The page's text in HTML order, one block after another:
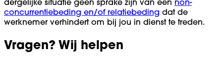
concurrentiebeding en/of relatiebeding dat de
werknemer verhindert om bij jou in dienst te treden.
Vragen? Wij helpen